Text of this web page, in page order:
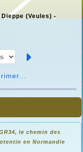
le chemin des
en Normandie
(Veules) -